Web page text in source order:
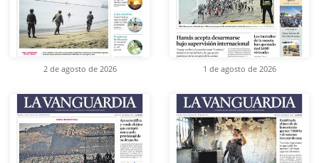
2 de agosto de 2026 1 de agosto de 2026